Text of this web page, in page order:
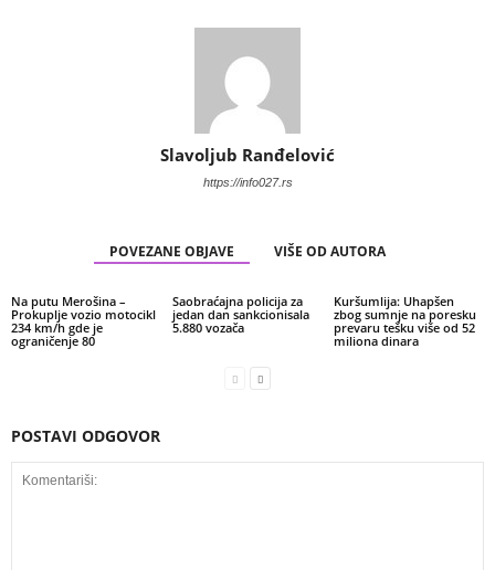
Slavoljub Ranđelović
https://info027.rs
POVEZANE OBJAVE VIŠE OD AUTORA
Na putu Merošina –
Prokuplje vozio motocikl
234 km/h gde je
ograničenje 80
Saobraćajna policija za
jedan dan sankcionisala
5.880 vozača
Kuršumlija: Uhapšen
zbog sumnje na poresku
prevaru tešku više od 52
miliona dinara
POSTAVI ODGOVOR